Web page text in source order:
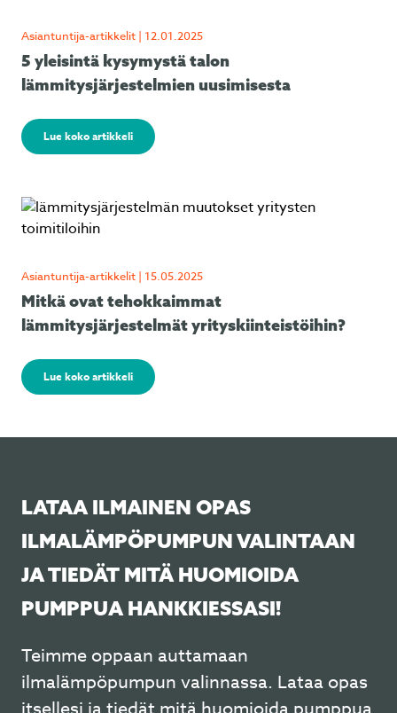
Asiantuntija-artikkelit | 12.01.2025
5 yleisintä kysymystä talon
lämmitysjärjestelmien uusimisesta
Lue koko artikkeli
Asiantuntija-artikkelit | 15.05.2025
Mitkä ovat tehokkaimmat
lämmitysjärjestelmät yrityskiinteistöihin?
Lue koko artikkeli
LATAA ILMAINEN OPAS
ILMALÄMPÖPUMPUN VALINTAAN
JA TIEDÄT MITÄ HUOMIOIDA
PUMPPUA HANKKIESSASI!
Teimme oppaan auttamaan
ilmalämpöpumpun valinnassa. Lataa opas